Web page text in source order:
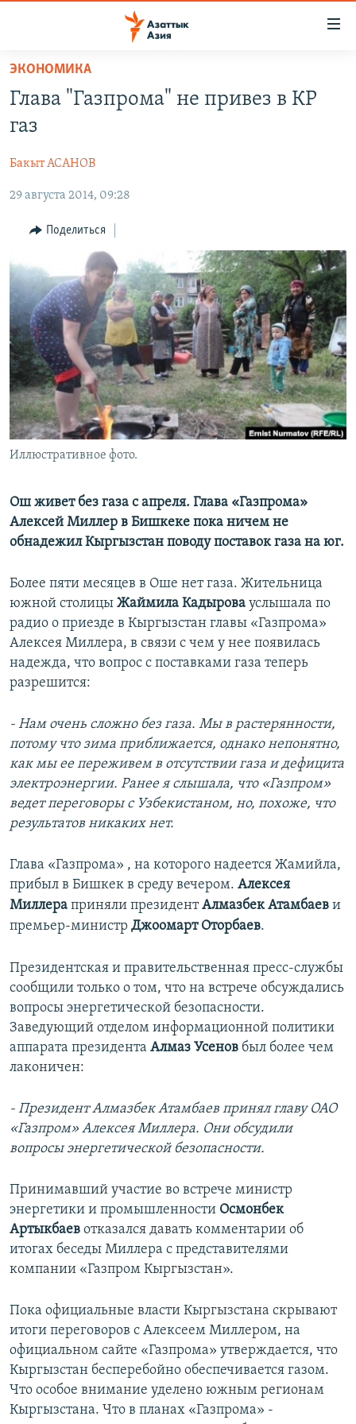
Вернуться
основному
содержанию
навигации
Вернутся
поиску
ЦЕНТРАЛЬНАЯ АЗИЯ
УЗБЕКИСТАН
ТАДЖИКИСТАН
НА ДРУГИХ ЯЗЫКАХ
ҚАЗАҚША
КЫРГЫЗЧА
ТОҶИКӢ
TÜRKMENÇE
Все сайты РСЕ/РС
ЭКОНОМИКА
Глава "Газпрома" не привез в КР
газ
Бакыт АСАНОВ
29 августа 2014, 09:28
Поделиться
Иллюстративное фото.
Ош живет без газа с апреля. Глава «Газпрома»
Алексей Миллер в Бишкеке пока ничем не
обнадежил Кыргызстан поводу поставок газа на юг.
Более пяти месяцев в Оше нет газа. Жительница
южной столицы Жаймила Кадырова услышала по
радио о приезде в Кыргызстан главы «Газпрома»
Алексея Миллера, в связи с чем у нее появилась
надежда, что вопрос с поставками газа теперь
разрешится:
- Нам очень сложно без газа. Мы в растерянности,
потому что зима приближается, однако непонятно,
как мы ее переживем в отсутствии газа и дефицита
электроэнергии. Ранее я слышала, что «Газпром»
ведет переговоры с Узбекистаном, но, похоже, что
результатов никаких нет.
Глава «Газпрома» , на которого надеется Жамийла,
прибыл в Бишкек в среду вечером. Алексея
Миллера приняли президентАлмазбек Атамбаев и
премьер-министр Джоомарт Оторбаев.
Президентская и правительственная пресс-службы
сообщили только о том, что на встрече обсуждались
вопросы энергетической безопасности.
Заведующий отделом информационной политики
аппарата президента Алмаз Усенов был более чем
лаконичен:
- Президент Алмазбек Атамбаев принял главу ОАО
«Газпром» Алексея Миллера. Они обсудили
вопросы энергетической безопасности.
Принимавший участие во встрече министр
энергетики и промышленности Осмонбек
Артыкбаев отказался давать комментарии об
итогах беседы Миллера с представителями
компании «Газпром Кыргызстан».
Пока официальные власти Кыргызстана скрывают
итоги переговоров с Алексеем Миллером, на
официальном сайте «Газпрома» утверждается, что
Кыргызстан бесперебойно обеспечивается газом.
Что особое внимание уделено южным регионам
Кыргызстана. Что в планах «Газпрома» -